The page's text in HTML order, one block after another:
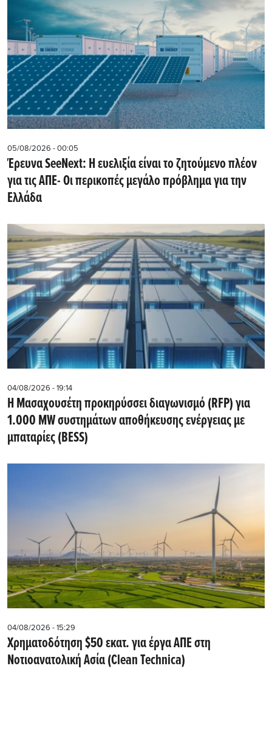
05/08/2026 - 00:05
Έρευνα SeeNext: Η ευελιξία είναι το ζητούμενο πλέον
για τις ΑΠΕ- Οι περικοπές μεγάλο πρόβλημα για την
Ελλάδα
04/08/2026 - 19:14
Η Μασαχουσέτη προκηρύσσει διαγωνισμό (RFP) για
1.000 MW συστημάτων αποθήκευσης ενέργειας με
μπαταρίες (BESS)
04/08/2026 - 15:29
Χρηματοδότηση $50 εκατ. για έργα ΑΠΕ στη
Νοτιοανατολική Ασία (Clean Technica)